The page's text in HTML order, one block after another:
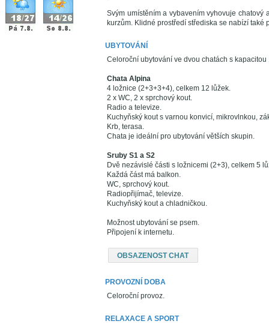
Svým umístěním a vybavením vyhovuje chatový
kurzům. Klidné prostředí střediska se nabízí
UBYTOVÁNÍ
Celoroční ubytování ve dvou chatách s kapacitou
Chata Alpina
4 ložnice (2+3+3+4), celkem 12 lůžek.
2 x WC, 2 x sprchový kout.
Radio a televize.
Kuchyňský kout s varnou konvicí, mikrovlnkou,
Krb, terasa.
Chata je ideální pro ubytování větších skupin.
Sruby S1 a S2
Dvě nezávislé části s ložnicemi (2+3), celkem 5
Každá část má balkon.
WC, sprchový kout.
Radiopřijímač, televize.
Kuchyňský kout a chladničkou.
Možnost ubytování se psem.
Připojení k internetu.
OBSAZENOST CHAT
PROVOZNÍ DOBA
Celoroční provoz.
RELAXACE A SPORT